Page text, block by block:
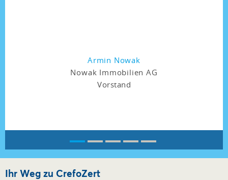
Armin Nowak
Nowak Immobilien AG
Vorstand
Ihr Weg zu CrefoZert